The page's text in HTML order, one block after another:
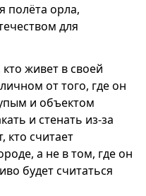
полёта орла,
для
живет в своей
от того, где он
и объектом
и стенать из-за
кто считает
а не в том, где он
будет считаться